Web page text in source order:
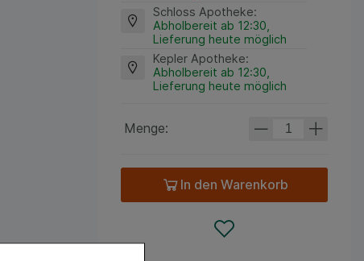
Schloss Apotheke:
Abholbereit ab 12:30,
Lieferung heute möglich
Kepler Apotheke:
Abholbereit ab 12:30,
Lieferung heute möglich
Menge:
In den Warenkorb